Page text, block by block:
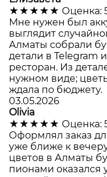
★★★★★ Оценка:
Мне нужен был
выглядит
Алматы собрали
детали в Telegram
ресторан. Из
нужном виде;
ждала по бюджету.
03.05.2026
Olivia
★★★★★ Оценка:
Оформлял заказ
уже ближе к
цветов в Алматы
пионами оказался